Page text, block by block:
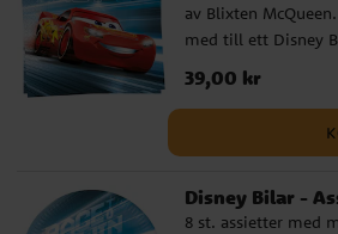
av Blixten
med till ett Disney
är tillverkade av
certifierat papper,
Pris:39,00 kr
39,00 kr
Disney Bilar -
8 st. assietter med